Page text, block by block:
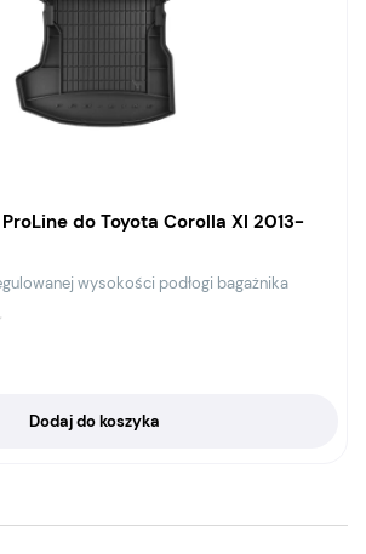
do Toyota Corolla XI 2013-
wysokości podłogi bagażnika
Dodaj do koszyka